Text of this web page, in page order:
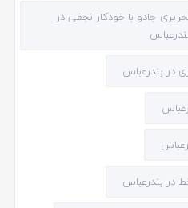
جادو با خودکار نجفی در
در بندرعباس
در بندرعباس